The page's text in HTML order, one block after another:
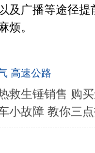
及广播等途径
烦。
高速公路
救生锤销售 购
小故障 教你三